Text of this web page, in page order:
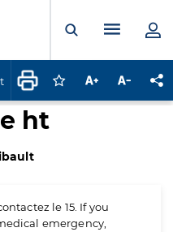
Ouvrir laMenu
Connectez-vous
Augmenter la
ht
le 15. If you
emergency,